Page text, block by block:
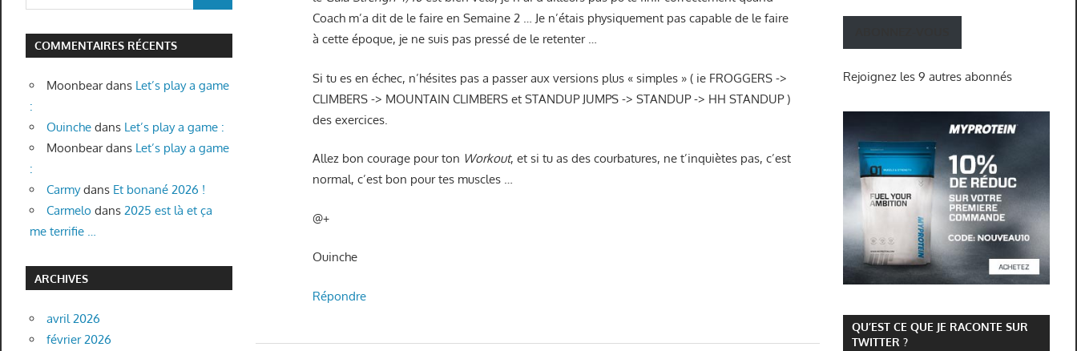
Coach m’a dit de le faire en Semaine 2 … Je n’étais physiquement pas capable de le faire
à cette époque, je ne suis pas pressé de le retenter …
Si tu es en échec, n’hésites pas a passer aux versions plus « simples » ( ie FROGGERS ->
CLIMBERS -> MOUNTAIN CLIMBERS et STANDUP JUMPS -> STANDUP -> HH STANDUP )
des exercices.
Allez bon courage pour ton Workout, et si tu as des courbatures, ne t’inquiètes pas, c’est
normal, c’est bon pour tes muscles …
@+
Ouinche
Répondre
COMMENTAIRES RÉCENTS
Moonbeardans Let’s play a game
:
Ouinchedans Let’s play a game :
Moonbeardans Let’s play a game
:
Carmydans Et bonané 2026 !
Carmelo dans 2025 est là et ça
me terrifie …
ARCHIVES
avril 2026
février 2026
mail
Rejoignez les 9 autres abonnés
QU’EST CE QUE JE RACONTE SUR
TWITTER ?